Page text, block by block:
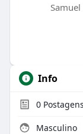
Info
0Postagens
Masculino